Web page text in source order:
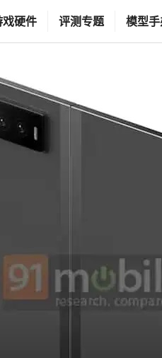
戏硬件 评测专题 模型